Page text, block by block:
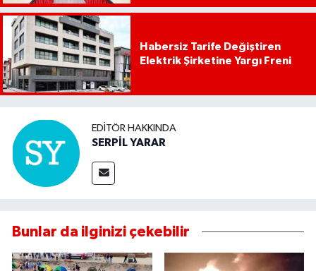
Habersiz Tarife Değiştiren
Elektrik Şirketine Yargı Freni
EDITÖR HAKKINDA
SERPİL YARAR
Bunlar da ilginizi çekebilir